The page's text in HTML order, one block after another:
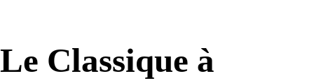
Le Classique à